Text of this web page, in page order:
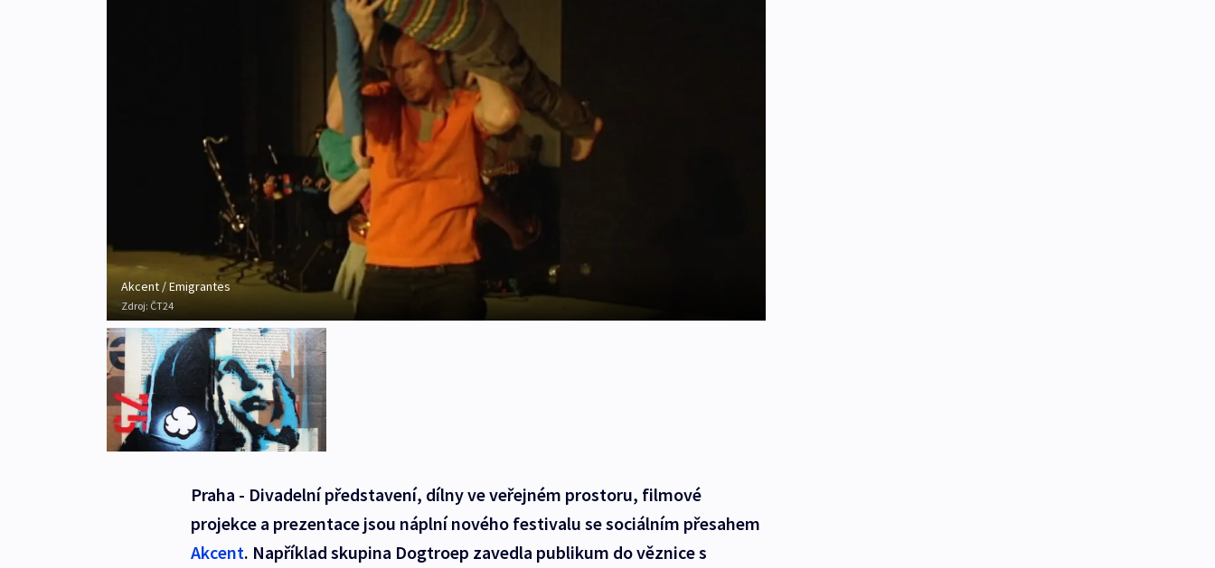
Akcent / Emigrantes
Zdroj: ČT24
Praha - Divadelní představení, dílny ve veřejném prostoru, filmové
projekce a prezentace jsou náplní nového festivalu se sociálním přesahem
Akcent. Například skupina Dogtroep zavedla publikum do věznice s